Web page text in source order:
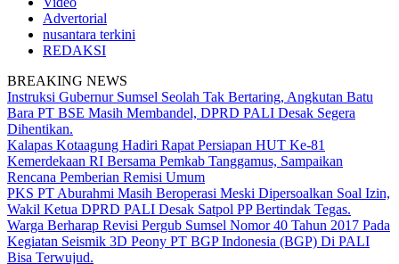
Advertorial
nusantara terkini
REDAKSI
BREAKING NEWS
Instruksi Gubernur Sumsel Seolah Tak Bertaring, Angkutan Batu
Bara PT BSE Masih Membandel, DPRD PALI Desak Segera
Dihentikan.
Kalapas Kotaagung Hadiri Rapat Persiapan HUT Ke-81
Kemerdekaan RI Bersama Pemkab Tanggamus, Sampaikan
Rencana Pemberian Remisi Umum
PKS PT Aburahmi Masih Beroperasi Meski Dipersoalkan Soal Izin,
Wakil Ketua DPRD PALI Desak Satpol PP Bertindak Tegas.
Warga Berharap Revisi Pergub Sumsel Nomor 40 Tahun 2017 Pada
Kegiatan Seismik 3D Peony PT BGP Indonesia (BGP) Di PALI
Bisa Terwujud.